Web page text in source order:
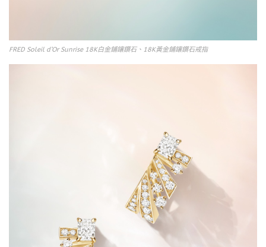
FRED Soleil d’Or Sunrise 18K白金鋪鑲鑽石、18K黃金鋪鑲鑽石戒指